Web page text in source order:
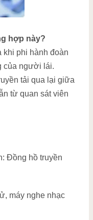
hợp này?
khi phi hành đoàn
của người lái.
tải qua lại giữa
từ quan sát viên
Đồng hồ truyền
máy nghe nhạc